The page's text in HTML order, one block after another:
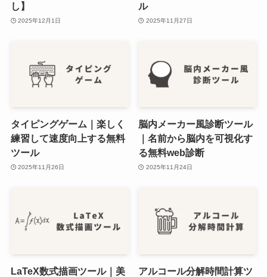
し】
2025年12月1日
ル
2025年11月27日
タイピングゲーム｜楽しく
練習して速度向上する無料
ツール
2025年11月26日
脳内メーカー風診断ツール
｜名前から脳内を可視化す
る無料web診断
2025年11月24日
LaTeX数式描画ツール｜美
アルコール分解時間計算ツ